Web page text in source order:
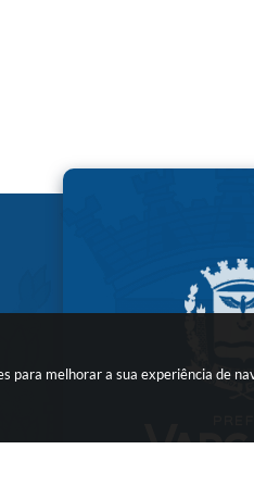
para melhorar a sua experiência de